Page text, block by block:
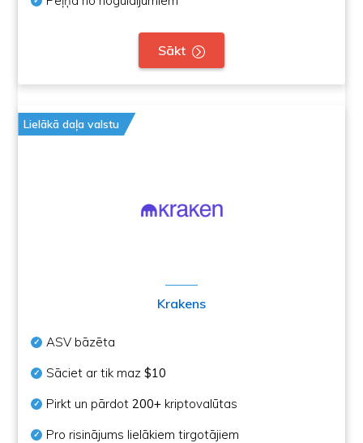
Sākt
Lielākā daļa valstu
Krakens
ASV bāzēta
Sāciet ar tik maz$10
Pirkt un pārdot200+ kriptovalūtas
Pro risinājums lielākiem tirgotājiem